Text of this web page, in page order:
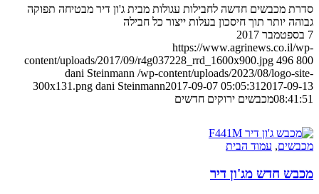
סדרת מכבשים חדשה לחבילות עגולות מבית ג'ון דיר מבטיחה תפוקה
גבוהה יותר תוך חיסכון בעלות ייצור כל חבילה
7 בספטמבר 2017
https://www.agrinews.co.il/wp-
content/uploads/2017/09/r4g037228_rrd_1600x900.jpg 496 800
dani Steinmann /wp-content/uploads/2023/08/logo-site-
300x131.png dani Steinmann2017-09-07 05:05:31 2017-09-13
08:41:51מכבשים ירוקים חדשים
מכבשים, עמוד הבית
מכבש חדש מג'ון דיר